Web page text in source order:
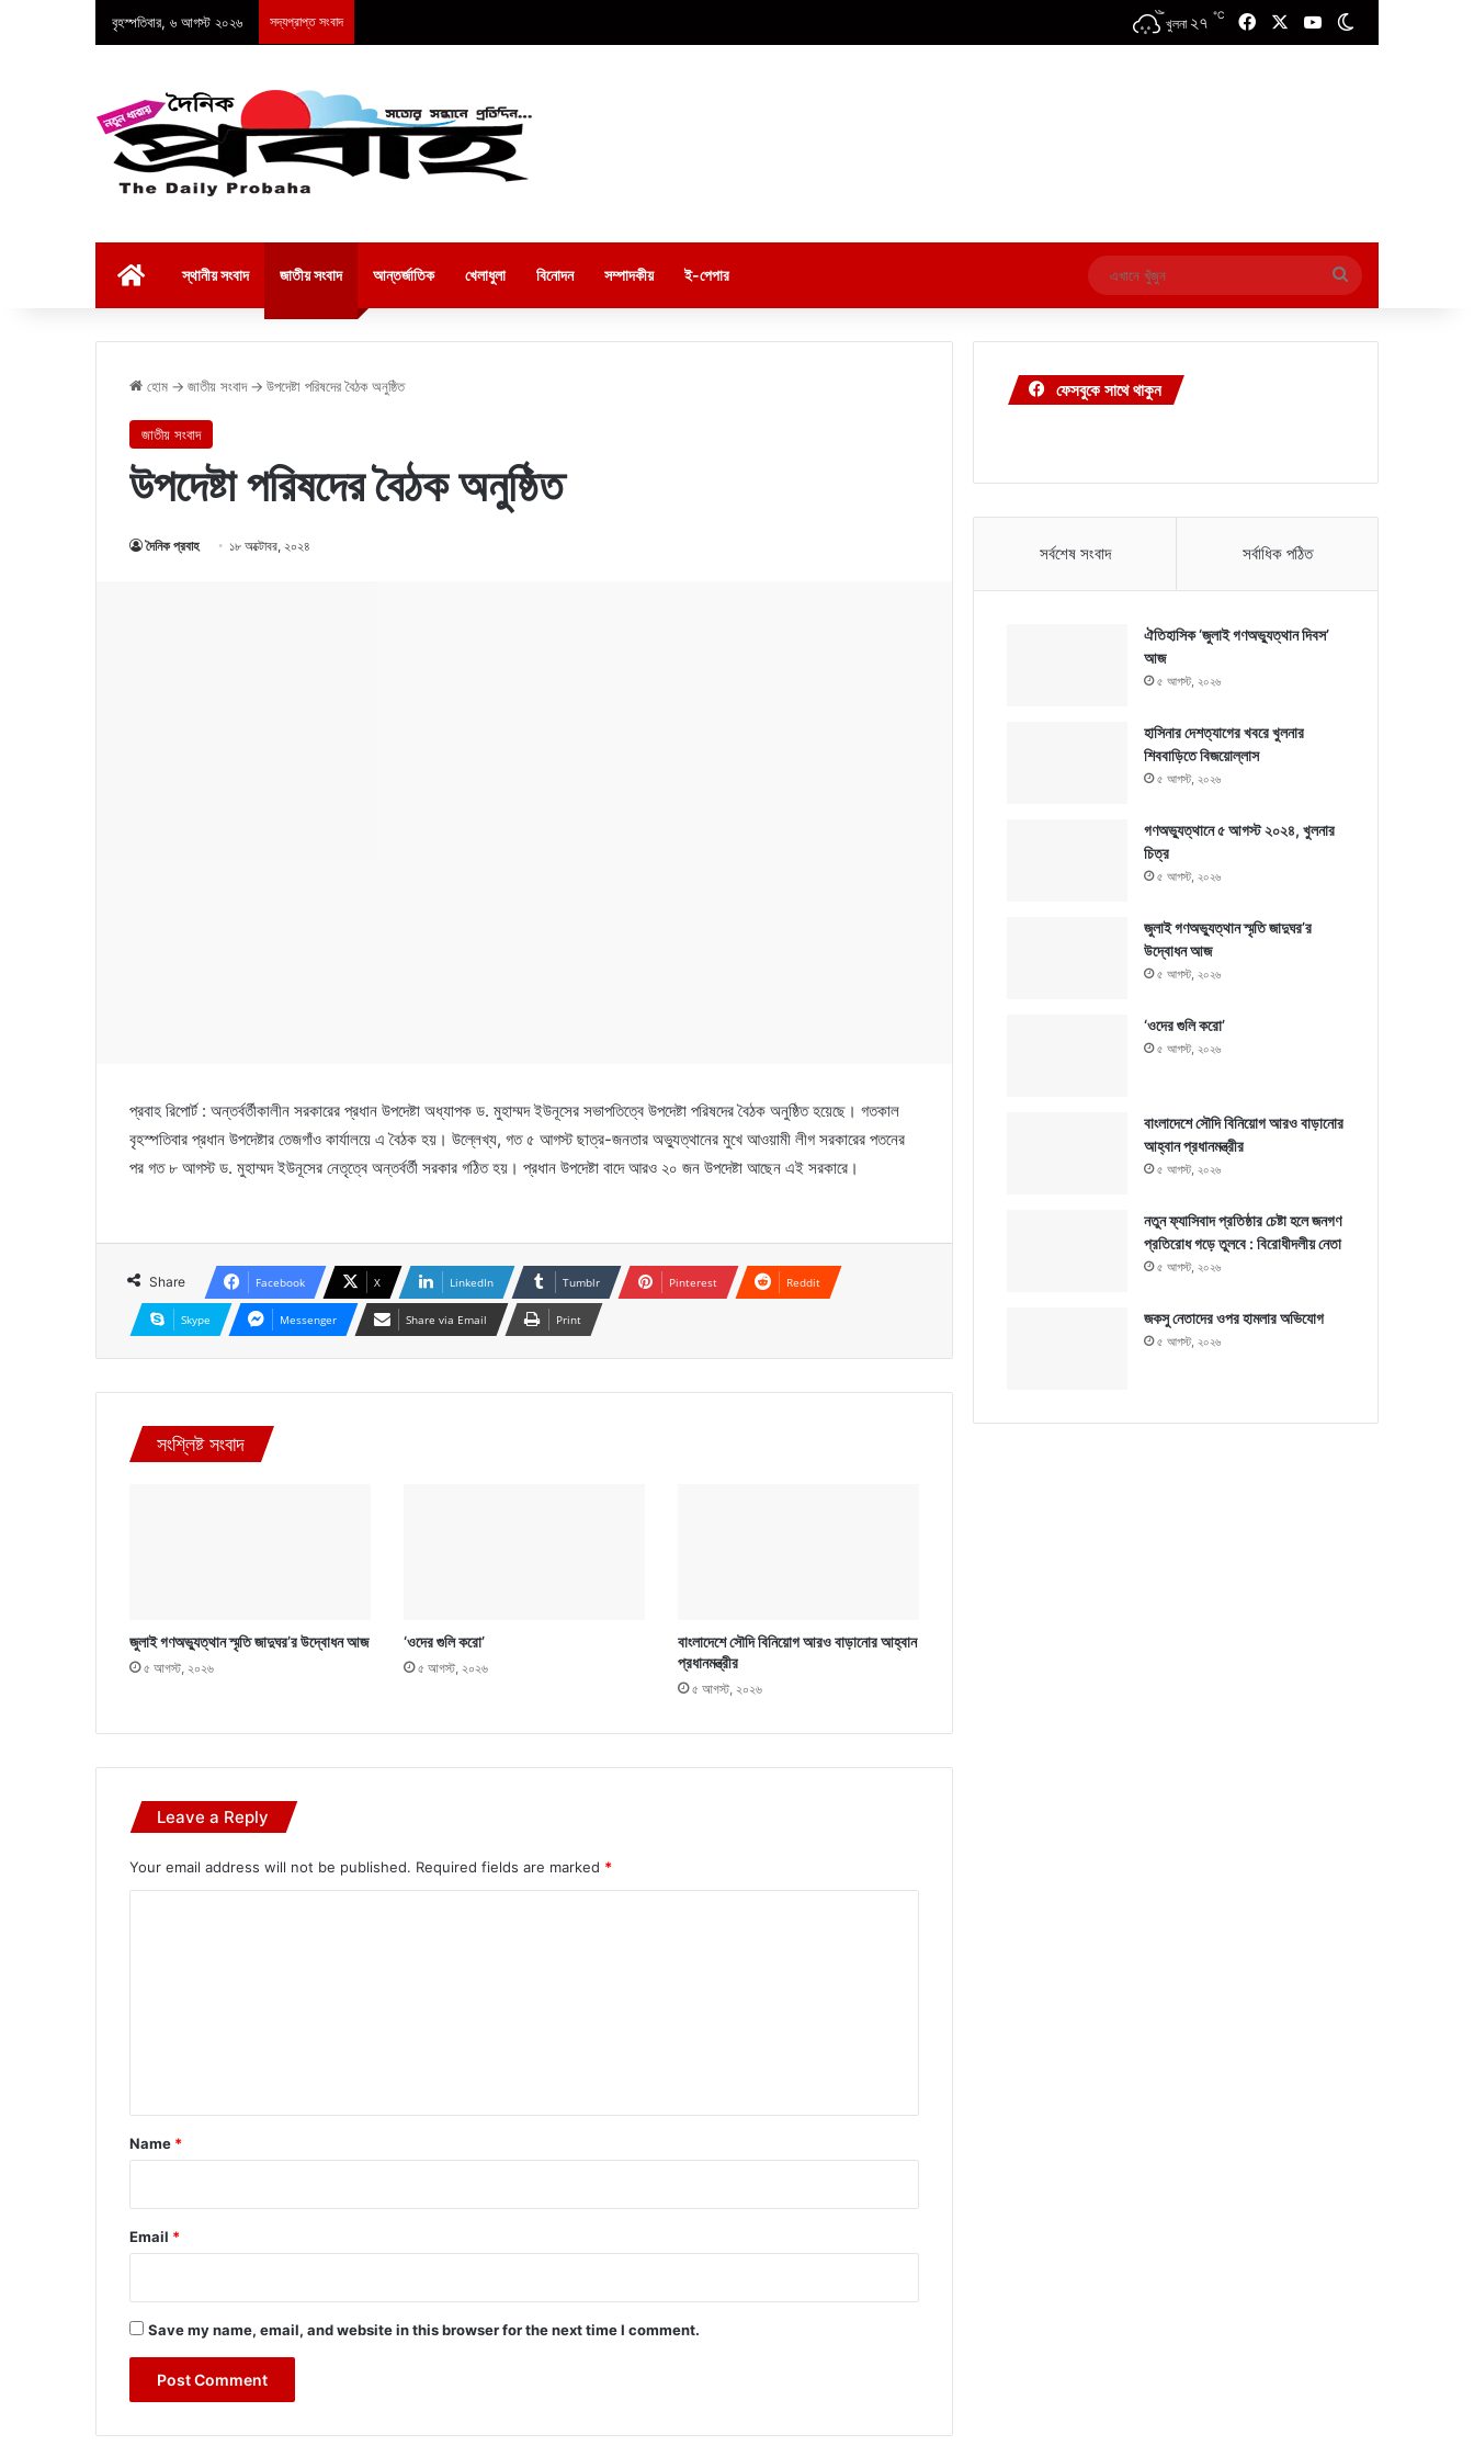
বৃহস্পতিবার, ৬ আগস্ট ২০২৬ সদ্যপ্রাপ্ত সংবাদ খুলনা ২৭ ℃ FacebookYouTube
স্থানীয় সংবাদ জাতীয় সংবাদ আন্তর্জাতিক খেলাধুলা বিনোদন সম্পাদকীয় ই-পেপার
এখানে
খুঁজুন
হোম → জাতীয় সংবাদ → উপদেষ্টা পরিষদের বৈঠক অনুষ্ঠিত
জাতীয় সংবাদ
উপদেষ্টা পরিষদের বৈঠক অনুষ্ঠিত
দৈনিক প্রবাহ ১৮ অক্টোবর, ২০২৪
প্রবাহ রিপোর্ট : অন্তর্বর্তীকালীন সরকারের প্রধান উপদেষ্টা অধ্যাপক ড. মুহাম্মদ ইউনূসের সভাপতিত্বে উপদেষ্টা পরিষদের বৈঠক অনুষ্ঠিত হয়েছে। গতকাল
বৃহস্পতিবার প্রধান উপদেষ্টার তেজগাঁও কার্যালয়ে এ বৈঠক হয়। উল্লেখ্য, গত ৫ আগস্ট ছাত্র-জনতার অভ্যুত্থানের মুখে আওয়ামী লীগ সরকারের পতনের
পর গত ৮ আগস্ট ড. মুহাম্মদ ইউনূসের নেতৃত্বে অন্তর্বর্তী সরকার গঠিত হয়। প্রধান উপদেষ্টা বাদে আরও ২০ জন উপদেষ্টা আছেন এই সরকারে।
Share Facebook X LinkedIn Tumblr Pinterest Reddit
Skype Messenger Share via Email Print
সংশ্লিষ্ট সংবাদ
জুলাই গণঅভ্যুত্থান স্মৃতি জাদুঘর’র উদ্বোধন আজ
৫ আগস্ট, ২০২৬
‘ওদের গুলি করো’
৫ আগস্ট, ২০২৬
বাংলাদেশে সৌদি বিনিয়োগ আরও বাড়ানোর আহ্বান
প্রধানমন্ত্রীর
৫ আগস্ট, ২০২৬
Leave a Reply
Your email address will not be published. Required fields are marked *
*
Name *
Email *
Save my name, email, and website in this browser for the next time I comment.
ফেসবুকে সাথে থাকুন
সর্বশেষ সংবাদ সর্বাধিক পঠিত
ঐতিহাসিক ‘জুলাই গণঅভ্যুত্থান দিবস’
আজ
৫ আগস্ট, ২০২৬
হাসিনার দেশত্যাগের খবরে খুলনার
শিববাড়িতে বিজয়োল্লাস
৫ আগস্ট, ২০২৬
গণঅভ্যুত্থানে ৫ আগস্ট ২০২৪, খুলনার
চিত্র
৫ আগস্ট, ২০২৬
জুলাই গণঅভ্যুত্থান স্মৃতি জাদুঘর’র
উদ্বোধন আজ
৫ আগস্ট, ২০২৬
‘ওদের গুলি করো’
৫ আগস্ট, ২০২৬
বাংলাদেশে সৌদি বিনিয়োগ আরও বাড়ানোর
আহ্বান প্রধানমন্ত্রীর
৫ আগস্ট, ২০২৬
নতুন ফ্যাসিবাদ প্রতিষ্ঠার চেষ্টা হলে জনগণ
প্রতিরোধ গড়ে তুলবে : বিরোধীদলীয় নেতা
৫ আগস্ট, ২০২৬
জকসু নেতাদের ওপর হামলার অভিযোগ
৫ আগস্ট, ২০২৬